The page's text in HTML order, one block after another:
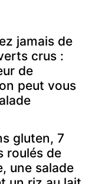
jamais de
crus :
de
peut vous
gluten, 7
roulés de
une salade